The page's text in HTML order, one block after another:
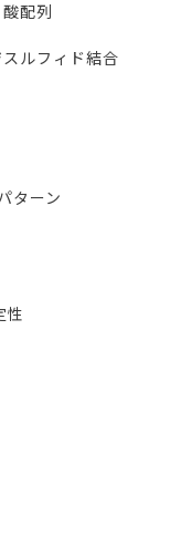
配列
ルフィド結合
ーン
性